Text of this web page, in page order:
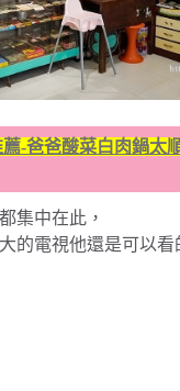
-爸爸酸菜白肉鍋太
集中在此，
的電視他還是可以看